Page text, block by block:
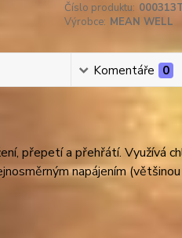
Číslo produktu:
Výrobce: MEAN WELL
Komentáře 0
přepetí a přehřátí. Využívá
napájením